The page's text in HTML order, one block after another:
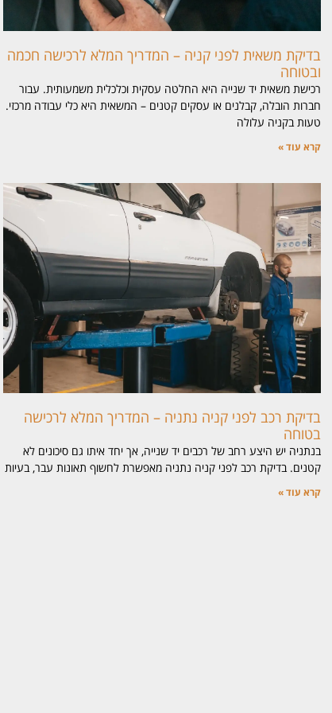
בדיקת משאית לפני קניה – המדריך המלא לרכישה חכמה
ובטוחה
רכישת משאית יד שנייה היא החלטה עסקית וכלכלית משמעותית. עבור
חברות הובלה, קבלנים או עסקים קטנים – המשאית היא כלי עבודה מרכזי.
טעות בקניה עלולה
קרא עוד »
בדיקת רכב לפני קניה נתניה – המדריך המלא לרכישה
בטוחה
בנתניה יש היצע רחב של רכבים יד שנייה, אך יחד איתו גם סיכונים לא
קטנים. בדיקת רכב לפני קניה נתניה מאפשרת לחשוף תאונות עבר, בעיות
קרא עוד »